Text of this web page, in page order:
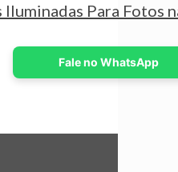
Para Fotos
Fale no WhatsApp